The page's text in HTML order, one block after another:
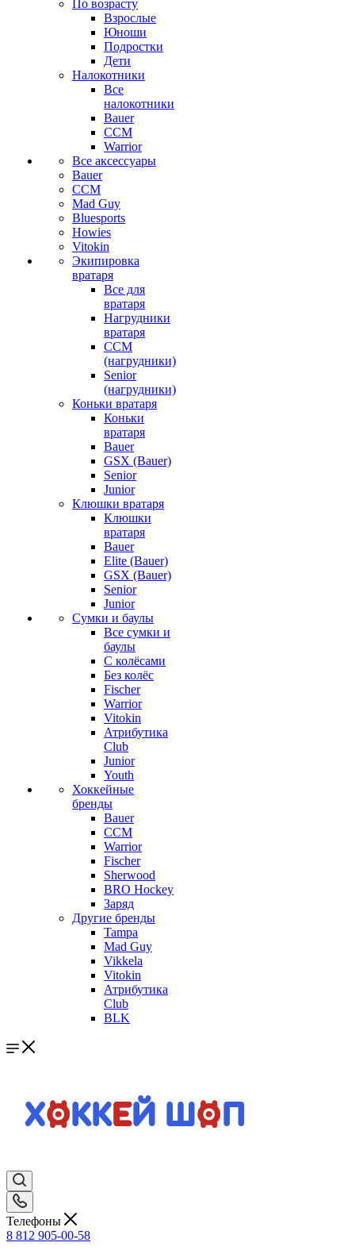
По возрасту
Взрослые
Юноши
Подростки
Дети
Налокотники
Все
налокотники
Bauer
CCM
Warrior
Все аксессуары
Bauer
CCM
Mad Guy
Bluesports
Howies
Vitokin
Экипировка
вратаря
Все для
вратаря
Нагрудники
вратаря
CCM
(нагрудники)
Senior
(нагрудники)
Коньки вратаря
Коньки
вратаря
Bauer
GSX (Bauer)
Senior
Junior
Клюшки вратаря
Клюшки
вратаря
Bauer
Elite (Bauer)
GSX (Bauer)
Senior
Junior
Сумки и баулы
Все сумки и
баулы
С колёсами
Без колёс
Fischer
Warrior
Vitokin
Атрибутика
Club
Junior
Youth
Хоккейные
бренды
Bauer
CCM
Warrior
Fischer
Sherwood
BRO Hockey
Заряд
Другие бренды
Tampa
Mad Guy
Vikkela
Vitokin
Атрибутика
Club
BLK
Телефоны
8 812 905-00-58